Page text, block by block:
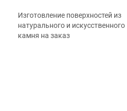
Изготовление поверхностей из
натурального и искусственного
камня на заказ